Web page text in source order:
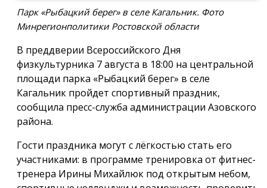
Парк «Рыбацкий берег» в селе Кагальник. Фото
Минрегионполитики Ростовской области
В преддверии Всероссийского Дня
физкультурника 7 августа в 18:00 на центральной
площади парка «Рыбацкий берег» в селе
Кагальник пройдет спортивный праздник,
сообщила пресс-служба администрации Азовского
района.
Гости праздника могут с лёгкостью стать его
участниками: в программе тренировка от фитнес-
тренера Ирины Михайлюк под открытым небом,